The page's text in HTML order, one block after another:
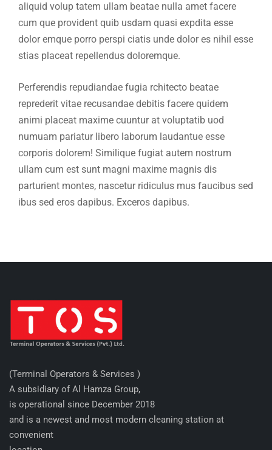
aliquid volup tatem ullam beatae nulla amet facere
cum que provident quib usdam quasi expdita esse
dolor emque porro perspi ciatis unde dolor es nihil esse
stias placeat repellendus doloremque.
Perferendis repudiandae fugia rchitecto beatae
reprederit vitae recusandae debitis facere quidem
animi placeat maxime cuuntur at voluptatib uod
numuam pariatur libero laborum laudantue esse
corporis dolorem! Similique fugiat autem nostrum
ullam cum est sunt magni maxime magnis dis
parturient montes, nascetur ridiculus mus faucibus sed
ibus sed eros dapibus. Exceros dapibus.
(Terminal Operators & Services )
A subsidiary of Al Hamza Group,
is operational since December 2018
and is a newest and most modern cleaning station at
convenient